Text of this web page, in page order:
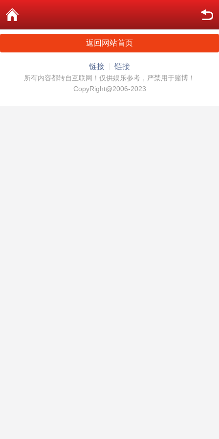
返回网站首页
链接 链接
所有内容都转自互联网！仅供娱乐参考，严禁用于赌博！
CopyRight@2006-2023